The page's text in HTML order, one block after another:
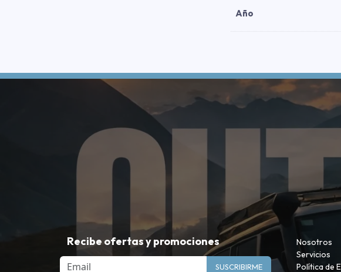
Año
Recibe ofertas y promociones
Email SUSCRIBIRME
Nosotros
Servicios
Política de